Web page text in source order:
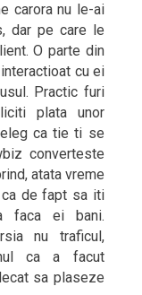
carora nu le-ai
dar pe care le
O parte din
cu ei
Practic furi
plata unor
ca tie ti se
converteste
atata vreme
de fapt sa iti
faca ei bani.
nu traficul,
ca a facut
sa plaseze